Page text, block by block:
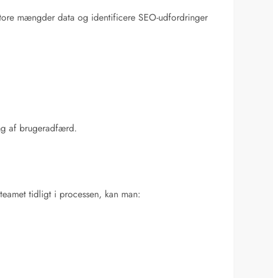
mængder data og identificere SEO-udfordringer
af brugeradfærd.
tidligt i processen, kan man: